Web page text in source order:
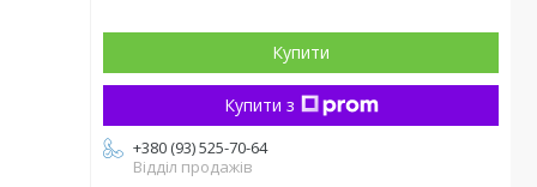
Купити
Купити з
+380 (93) 525-70-64
Відділ продажів